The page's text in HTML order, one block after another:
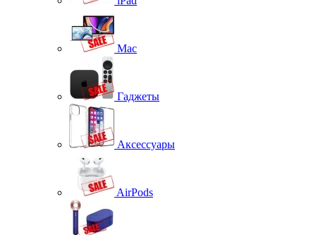
Mac
Гаджеты
Аксессуары
AirPods